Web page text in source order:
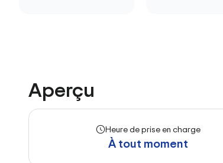
Aperçu
Heure de prise en charge
À tout moment